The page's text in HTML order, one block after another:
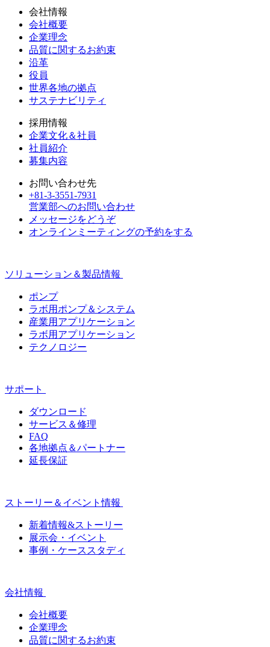
会社情報
会社概要
企業理念
品質に関するお約束
沿革
役員
世界各地の拠点
サステナビリティ
採用情報
企業文化＆社員
社員紹介
募集内容
お問い合わせ先
+81-3-3551-7931
営業部へのお問い合わせ
メッセージをどうぞ
オンラインミーティングの予約をする
ソリューション＆製品情報
ポンプ
ラボ用ポンプ＆システム
産業用アプリケーション
ラボ用アプリケーション
テクノロジー
サポート
ダウンロード
サービス＆修理
FAQ
各地拠点＆パートナー
延長保証
ストーリー＆イベント情報
新着情報&ストーリー
展示会・イベント
事例・ケーススタディ
会社情報
会社概要
企業理念
品質に関するお約束